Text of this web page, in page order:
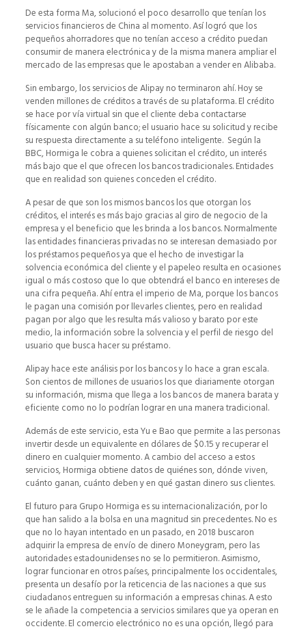
De esta forma Ma, solucionó el poco desarrollo que tenían los
servicios financieros de China al momento. Así logró que los
pequeños ahorradores que no tenían acceso a crédito puedan
consumir de manera electrónica y de la misma manera ampliar el
mercado de las empresas que le apostaban a vender en Alibaba.
Sin embargo, los servicios de Alipay no terminaron ahí. Hoy se
venden millones de créditos a través de su plataforma. El crédito
se hace por vía virtual sin que el cliente deba contactarse
físicamente con algún banco; el usuario hace su solicitud y recibe
su respuesta directamente a su teléfono inteligente. Según la
BBC, Hormiga le cobra a quienes solicitan el crédito, un interés
más bajo que el que ofrecen los bancos tradicionales. Entidades
que en realidad son quienes conceden el crédito.
A pesar de que son los mismos bancos los que otorgan los
créditos, el interés es más bajo gracias al giro de negocio de la
empresa y el beneficio que les brinda a los bancos. Normalmente
las entidades financieras privadas no se interesan demasiado por
los préstamos pequeños ya que el hecho de investigar la
solvencia económica del cliente y el papeleo resulta en ocasiones
igual o más costoso que lo que obtendrá el banco en intereses de
una cifra pequeña. Ahí entra el imperio de Ma, porque los bancos
le pagan una comisión por llevarles clientes, pero en realidad
pagan por algo que les resulta más valioso y barato por este
medio, la información sobre la solvencia y el perfil de riesgo del
usuario que busca hacer su préstamo.
Alipay hace este análisis por los bancos y lo hace a gran escala.
Son cientos de millones de usuarios los que diariamente otorgan
su información, misma que llega a los bancos de manera barata y
eficiente como no lo podrían lograr en una manera tradicional.
Además de este servicio, esta Yu e Bao que permite a las personas
invertir desde un equivalente en dólares de $0.15 y recuperar el
dinero en cualquier momento. A cambio del acceso a estos
servicios, Hormiga obtiene datos de quiénes son, dónde viven,
cuánto ganan, cuánto deben y en qué gastan dinero sus clientes.
El futuro para Grupo Hormiga es su internacionalización, por lo
que han salido a la bolsa en una magnitud sin precedentes. No es
que no lo hayan intentado en un pasado, en 2018 buscaron
adquirir la empresa de envío de dinero Moneygram, pero las
autoridades estadounidenses no se lo permitieron. Asimismo,
lograr funcionar en otros países, principalmente los occidentales,
presenta un desafío por la reticencia de las naciones a que sus
ciudadanos entreguen su información a empresas chinas. A esto
se le añade la competencia a servicios similares que ya operan en
occidente. El comercio electrónico no es una opción, llegó para